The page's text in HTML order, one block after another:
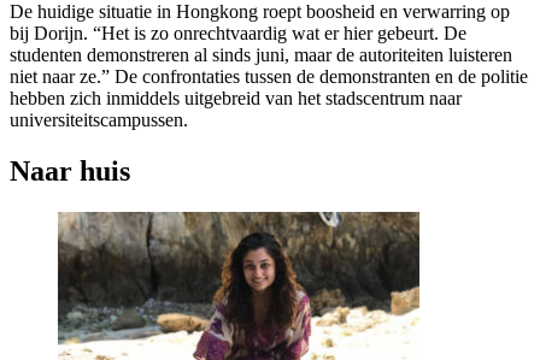
De huidige situatie in Hongkong roept boosheid en verwarring op
bij Dorijn. “Het is zo onrechtvaardig wat er hier gebeurt. De
studenten demonstreren al sinds juni, maar de autoriteiten luisteren
niet naar ze.” De confrontaties tussen de demonstranten en de politie
hebben zich inmiddels uitgebreid van het stadscentrum naar
universiteitscampussen.
Naar huis